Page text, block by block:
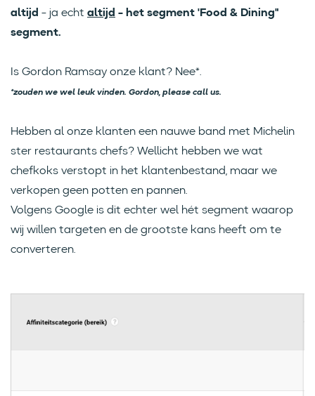
altijd - ja echt altijd - het segment 'Food & Dining"
segment.
Is Gordon Ramsay onze klant? Nee*.
*zouden we wel leuk vinden. Gordon, please call us.
Hebben al onze klanten een nauwe band met Michelin
ster restaurants chefs? Wellicht hebben we wat
chefkoks verstopt in het klantenbestand, maar we
verkopen geen potten en pannen.
Volgens Google is dit echter wel hét segment waarop
wij willen targeten en de grootste kans heeft om te
converteren.